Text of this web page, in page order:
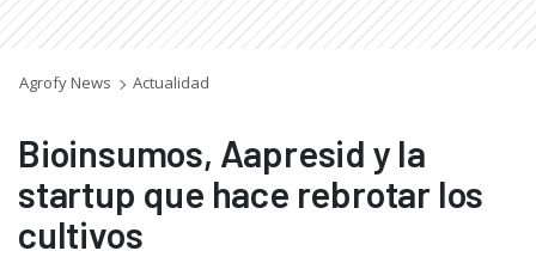
Agrofy News Actualidad
Bioinsumos, Aapresid y la
startup que hace rebrotar los
cultivos